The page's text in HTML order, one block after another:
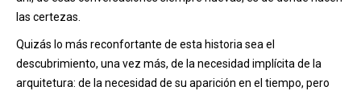
las certezas.
Quizás lo más reconfortante de esta historia sea el
descubrimiento, una vez más, de la necesidad implícita de la
arquitetura: de la necesidad de su aparición en el tiempo, pero